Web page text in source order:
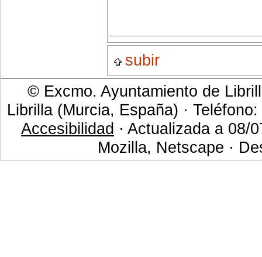
subir
© Excmo. Ayuntamiento de
Librilla (Murcia, España) ·
Accesibilidad · Actualizada a 08/
Mozilla, Netscape ·